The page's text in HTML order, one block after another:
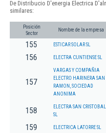
De Distribucio D'energia Electrica
similares:
Posición
Sector
Nombre de la empresa
155 ESTICAR SOLAR SL
156 ELECTRA CUNTIENSE SL
157
VARGAS Y COMPAÑIA
ELECTRO HARINERA SAN
RAMON, SOCIEDAD
ANONIMA
158
ELECTRA SAN CRISTOBAL
SL
159 ELECTRICA LATORRE SL